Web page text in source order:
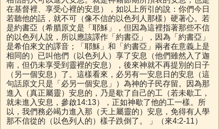
在基督裡、享受心裡的安息），如以上所引的說：你們今日
若聽他的話，就不可（像不信的以色列人那樣）硬著心。若
是約書亞（希腊原文是「耶穌」，但因為這裡指著那些不信
的以色列人說，所以應該譯作「約書亞」，因為「約書亞」
是希伯來文的譯音；「耶穌」和「約書亞」兩者在意義上是
相同的）已叫他們（以色列人）享了安息（他們雖然入了迦
南，但仍未享受到靈裡的安息），後來神就不再提別的日子
（另一個安息）了。這樣看來，必另有一安息日的安息（這
句話原文只是「必另一個安息」）為神的子民存留。因為那
進入（真正屬靈）安息的，乃是歇了自己的工（若未歇工，
就未進入安息，參啟14:13），正如神歇了他的工一樣。所
以，我們務必竭力進入那（天上屬靈的）安息，免得有人學
那不信從的（以色列人的）樣子跌倒了。 」（來4:2-11）